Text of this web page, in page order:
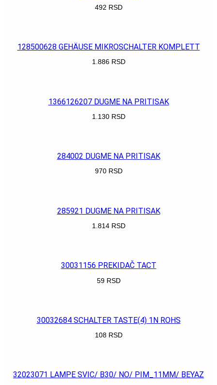
492 RSD
128500628 GEHÄUSE MIKROSCHALTER KOMPLETT
1.886 RSD
1366126207 DUGME NA PRITISAK
1.130 RSD
284002 DUGME NA PRITISAK
970 RSD
285921 DUGME NA PRITISAK
1.814 RSD
30031156 PREKIDAČ TACT
59 RSD
30032684 SCHALTER TASTE(4) 1N ROHS
108 RSD
32023071 LAMPE SVIC/ B30/ NO/ PIM_11MM/ BEYAZ